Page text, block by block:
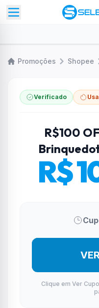
Promoções Shopee
Verificado
R$100
R$
Clique em Ver